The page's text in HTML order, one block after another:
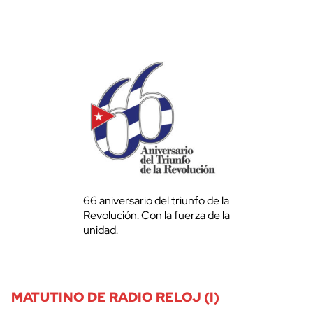
66 aniversario del triunfo de la
Revolución. Con la fuerza de la
unidad.
MATUTINO DE RADIO RELOJ (I)